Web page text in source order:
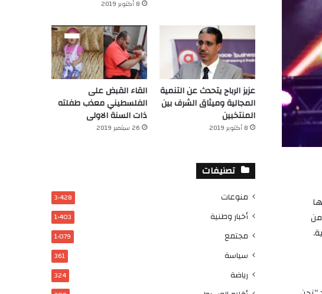
بعروضها
8 أكتوبر 2019
عزيز الرباح يتحدث عن التنمية
المجالية وميثاق الشرف بين
المنتخبين
8 أكتوبر 2019
القاء القبض على
الفلسطيني معذب طفلته
ذات السنة الاولى
26 سبتمبر 2019
تصنيفات
منوعات 3٬428
أخبار وطنية 1٬403
مجتمع 1٬079
سياسة 361
رياضة 324